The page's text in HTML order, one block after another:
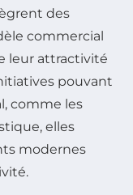
des
commercial
leur attractivité
pouvant
comme les
elles
modernes